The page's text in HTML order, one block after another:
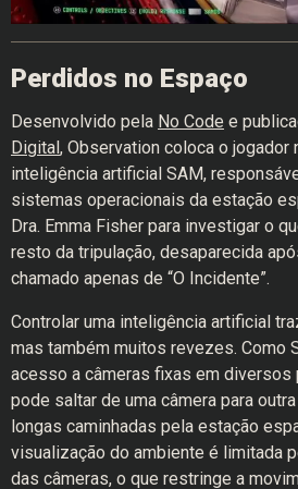
Perdidos no Espaço
Desenvolvido pela No Code e
Digital, Observation coloca o jogador
inteligência artificial SAM,
sistemas operacionais da estação
Dra. Emma Fisher para investigar o
resto da tripulação, desaparecida
chamado apenas de “O Incidente”.
Controlar uma inteligência artificial
mas também muitos revezes. Como
acesso a câmeras fixas em diversos
pode saltar de uma câmera para
longas caminhadas pela estação
visualização do ambiente é limitada
das câmeras, o que restringe a